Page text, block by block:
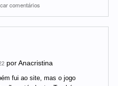
comentários
porAnacristina
fui ao site, mas o jogo